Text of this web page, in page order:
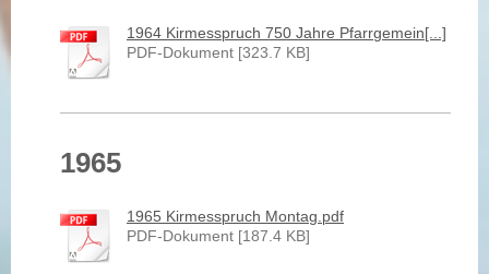
1964 Kirmesspruch 750 Jahre Pfarrgemein[...]
PDF-Dokument [323.7 KB]
1965
1965 Kirmesspruch Montag.pdf
PDF-Dokument [187.4 KB]